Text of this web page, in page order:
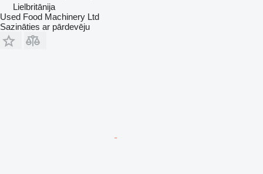
Lielbritānija
Used Food Machinery Ltd
Sazināties ar pārdevēju